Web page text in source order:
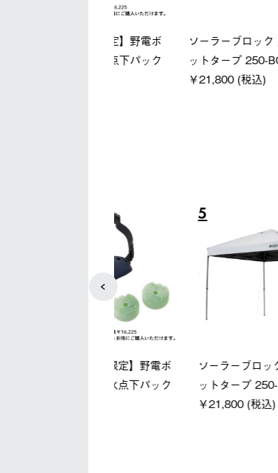
ソーラーブロック 風抜きQセ
ットタープ 250-BG
￥21,800 (税込)
5
ソーラーブロック 風抜きQセ
ットタープ 250-BG